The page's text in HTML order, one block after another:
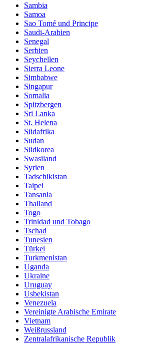
Sambia
Samoa
Sao Tomé und Principe
Saudi-Arabien
Senegal
Serbien
Seychellen
Sierra Leone
Simbabwe
Singapur
Somalia
Spitzbergen
Sri Lanka
St. Helena
Südafrika
Sudan
Südkorea
Swasiland
Syrien
Tadschikistan
Taipei
Tansania
Thailand
Togo
Trinidad und Tobago
Tschad
Tunesien
Türkei
Turkmenistan
Uganda
Ukraine
Uruguay
Usbekistan
Venezuela
Vereinigte Arabische Emirate
Vietnam
Weißrussland
Zentralafrikanische Republik